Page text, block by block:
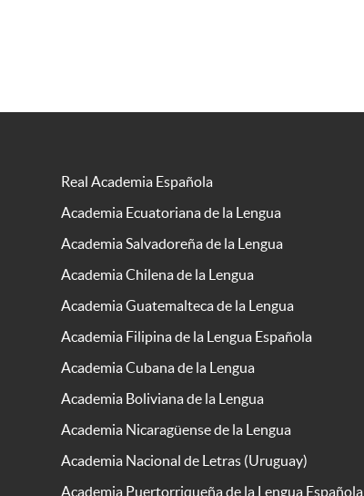
Real Academia Española
Academia Ecuatoriana de la Lengua
Academia Salvadoreña de la Lengua
Academia Chilena de la Lengua
Academia Guatemalteca de la Lengua
Academia Filipina de la Lengua Española
Academia Cubana de la Lengua
Academia Boliviana de la Lengua
Academia Nicaragüense de la Lengua
Academia Nacional de Letras (Uruguay)
Academia Puertorriqueña de la Lengua Española